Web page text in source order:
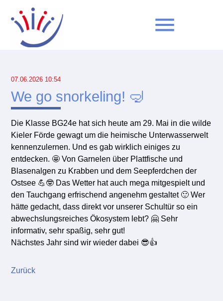
menu
Suchbegriffe
07.06.2026 10:54
We go snorkeling! 🤿
Die Klasse BG24e hat sich heute am 29. Mai in die wilde
Kieler Förde gewagt um die heimische Unterwasserwelt
kennenzulernen. Und es gab wirklich einiges zu
entdecken. 🤩 Von Garnelen über Plattfische und
Blasenalgen zu Krabben und dem Seepferdchen der
Ostsee 💪🤓 Das Wetter hat auch mega mitgespielt und
den Tauchgang erfrischend angenehm gestaltet 🙂 Wer
hätte gedacht, dass direkt vor unserer Schultür so ein
abwechslungsreiches Ökosystem lebt? 🤗 Sehr
informativ, sehr spaßig, sehr gut!
Nächstes Jahr sind wir wieder dabei 😎👍
Zurück